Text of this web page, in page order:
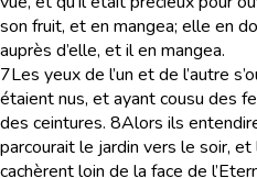
son fruit, et en mangea; elle en
auprès d’elle, et il en mangea.
7Les yeux de l’un et de l’autre
étaient nus, et ayant cousu des
des ceintures. 8Alors ils
parcourait le jardin vers le soir,
cachèrent loin de la face de